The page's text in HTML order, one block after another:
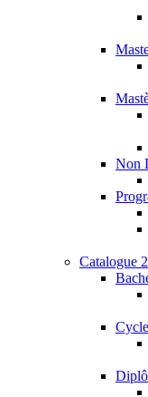
Non
Catalogue